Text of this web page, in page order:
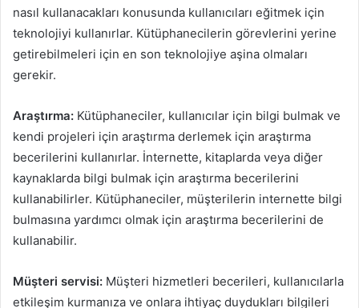
nasıl kullanacakları konusunda kullanıcıları eğitmek için
teknolojiyi kullanırlar. Kütüphanecilerin görevlerini yerine
getirebilmeleri için en son teknolojiye aşina olmaları
gerekir.
Araştırma: Kütüphaneciler, kullanıcılar için bilgi bulmak ve
kendi projeleri için araştırma derlemek için araştırma
becerilerini kullanırlar. İnternette, kitaplarda veya diğer
kaynaklarda bilgi bulmak için araştırma becerilerini
kullanabilirler. Kütüphaneciler, müşterilerin internette bilgi
bulmasına yardımcı olmak için araştırma becerilerini de
kullanabilir.
Müşteri servisi: Müşteri hizmetleri becerileri, kullanıcılarla
etkileşim kurmanıza ve onlara ihtiyaç duydukları bilgileri